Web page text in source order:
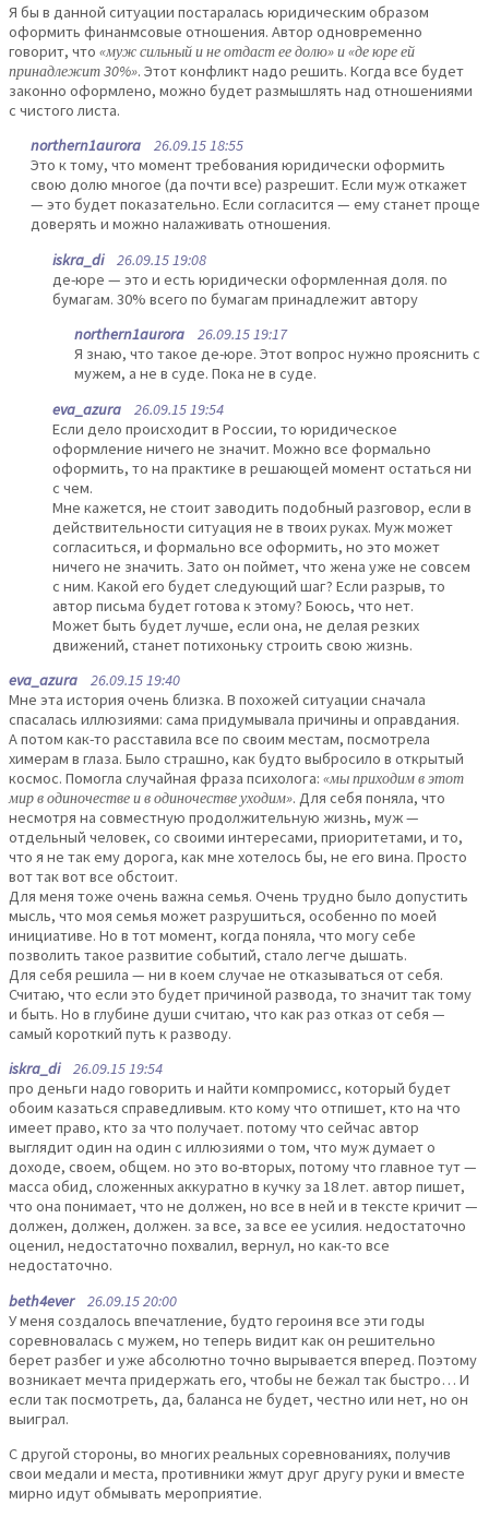
Я бы в данной ситуации постаралась юридическим образом
оформить финанмсовые отношения. Автор одновременно
говорит, что «муж сильный и не отдаст ее долю» и «де юре ей
принадлежит 30%». Этот конфликт надо решить. Когда все будет
законно оформлено, можно будет размышлять над отношениями
с чистого листа.
northern1aurora 26.09.15 18:55
Это к тому, что момент требования юридически оформить
свою долю многое (да почти все) разрешит. Если муж откажет
— это будет показательно. Если согласится — ему станет проще
доверять и можно налаживать отношения.
iskra_di26.09.15 19:08
де-юре — это и есть юридически оформленная доля. по
бумагам. 30% всего по бумагам принадлежит автору
northern1aurora 26.09.15 19:17
Я знаю, что такое де-юре. Этот вопрос нужно прояснить с
мужем, а не в суде. Пока не в суде.
eva_azura 26.09.15 19:54
Если дело происходит в России, то юридическое
оформление ничего не значит. Можно все формально
оформить, то на практике в решающей момент остаться ни
с чем.
Мне кажется, не стоит заводить подобный разговор, если в
действительности ситуация не в твоих руках. Муж может
согласиться, и формально все оформить, но это может
ничего не значить. Зато он поймет, что жена уже не совсем
с ним. Какой его будет следующий шаг? Если разрыв, то
автор письма будет готова к этому? Боюсь, что нет.
Может быть будет лучше, если она, не делая резких
движений, станет потихоньку строить свою жизнь.
eva_azura 26.09.15 19:40
Мне эта история очень близка. В похожей ситуации сначала
спасалась иллюзиями: сама придумывала причины и оправдания.
А потом как-то расставила все по своим местам, посмотрела
химерам в глаза. Было страшно, как будто выбросило в открытый
космос. Помогла случайная фраза психолога: «мы приходим в этот
мир в одиночестве и в одиночестве уходим». Для себя поняла, что
несмотря на совместную продолжительную жизнь, муж —
отдельный человек, со своими интересами, приоритетами, и то,
что я не так ему дорога, как мне хотелось бы, не его вина. Просто
вот так вот все обстоит.
Для меня тоже очень важна семья. Очень трудно было допустить
мысль, что моя семья может разрушиться, особенно по моей
инициативе. Но в тот момент, когда поняла, что могу себе
позволить такое развитие событий, стало легче дышать.
Для себя решила — ни в коем случае не отказываться от себя.
Считаю, что если это будет причиной развода, то значит так тому
и быть. Но в глубине души считаю, что как раз отказ от себя —
самый короткий путь к разводу.
iskra_di26.09.15 19:54
про деньги надо говорить и найти компромисс, который будет
обоим казаться справедливым. кто кому что отпишет, кто на что
имеет право, кто за что получает. потому что сейчас автор
выглядит один на один с иллюзиями о том, что муж думает о
доходе, своем, общем. но это во-вторых, потому что главное тут —
масса обид, сложенных аккуратно в кучку за 18 лет. автор пишет,
что она понимает, что не должен, но все в ней и в тексте кричит —
должен, должен, должен. за все, за все ее усилия. недостаточно
оценил, недостаточно похвалил, вернул, но как-то все
недостаточно.
beth4ever26.09.15 20:00
У меня создалось впечатление, будто героиня все эти годы
соревновалась с мужем, но теперь видит как он решительно
берет разбег и уже абсолютно точно вырывается вперед. Поэтому
возникает мечта придержать его, чтобы не бежал так быстро… И
если так посмотреть, да, баланса не будет, честно или нет, но он
выиграл.
С другой стороны, во многих реальных соревнованиях, получив
свои медали и места, противники жмут друг другу руки и вместе
мирно идут обмывать мероприятие.